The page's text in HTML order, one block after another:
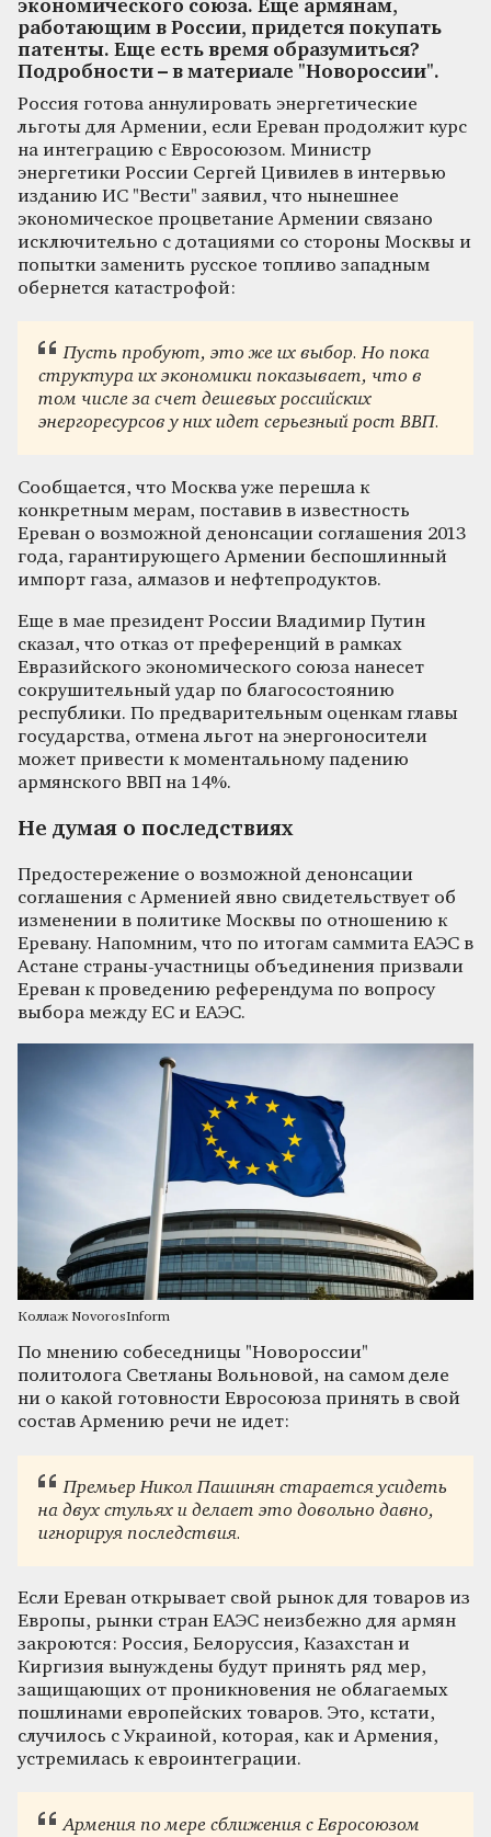
экономического союза. Еще армянам,
работающим в России, придется покупать
патенты. Еще есть время образумиться?
Подробности – в материале "Новороссии".
Россия готова аннулировать энергетические
льготы для Армении, если Ереван продолжит курс
на интеграцию с Евросоюзом. Министр
энергетики России Сергей Цивилев в интервью
изданию ИС "Вести" заявил, что нынешнее
экономическое процветание Армении связано
исключительно с дотациями со стороны Москвы и
попытки заменить русское топливо западным
обернется катастрофой:
Пусть пробуют, это же их выбор. Но пока
структура их экономики показывает, что в
том числе за счет дешевых российских
энергоресурсов у них идет серьезный рост ВВП.
Сообщается, что Москва уже перешла к
конкретным мерам, поставив в известность
Ереван о возможной денонсации соглашения 2013
года, гарантирующего Армении беспошлинный
импорт газа, алмазов и нефтепродуктов.
Еще в мае президент России Владимир Путин
сказал, что отказ от преференций в рамках
Евразийского экономического союза нанесет
сокрушительный удар по благосостоянию
республики. По предварительным оценкам главы
государства, отмена льгот на энергоносители
может привести к моментальному падению
армянского ВВП на 14%.
Не думая о последствиях
Предостережение о возможной денонсации
соглашения с Арменией явно свидетельствует об
изменении в политике Москвы по отношению к
Еревану. Напомним, что по итогам саммита ЕАЭС в
Астане страны-участницы объединения призвали
Ереван к проведению референдума по вопросу
выбора между ЕС и ЕАЭС.
Коллаж NovorosInform
По мнению собеседницы "Новороссии"
политолога Светланы Вольновой, на самом деле
ни о какой готовности Евросоюза принять в свой
состав Армению речи не идет:
Премьер Никол Пашинян старается усидеть
на двух стульях и делает это довольно давно,
игнорируя последствия.
Если Ереван открывает свой рынок для товаров из
Европы, рынки стран ЕАЭС неизбежно для армян
закроются: Россия, Белоруссия, Казахстан и
Киргизия вынуждены будут принять ряд мер,
защищающих от проникновения не облагаемых
пошлинами европейских товаров. Это, кстати,
случилось с Украиной, которая, как и Армения,
устремилась к евроинтеграции.
Армения по мере сближения с Евросоюзом